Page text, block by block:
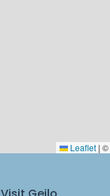
Leaflet | ©